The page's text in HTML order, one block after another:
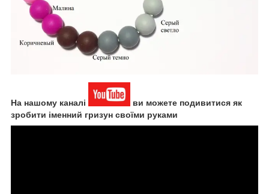
На нашому каналі
ви можете подивитися як
зробити іменний гризун своїми руками